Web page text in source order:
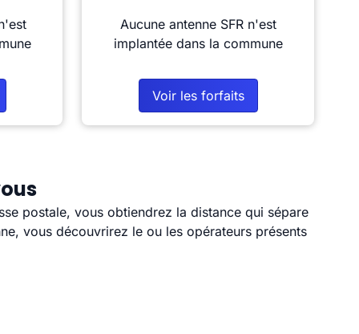
Aucune antenne SFR n'est
implantée dans la commune
Voir les forfaits
postale, vous obtiendrez la distance qui sépare
vous découvrirez le ou les opérateurs présents